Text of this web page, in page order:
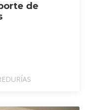
de